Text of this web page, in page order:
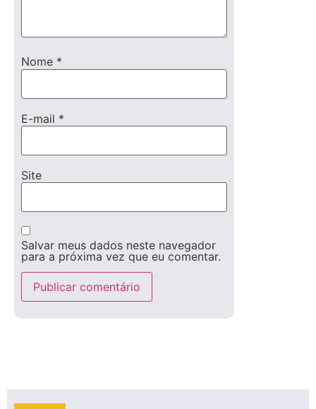
Nome *
E-mail *
Site
Salvar meus dados neste navegador
para a próxima vez que eu comentar.